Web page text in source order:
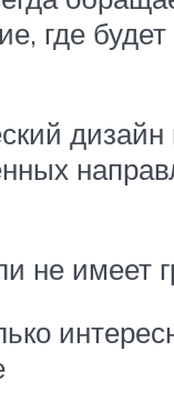
где
дизайн
не имеет